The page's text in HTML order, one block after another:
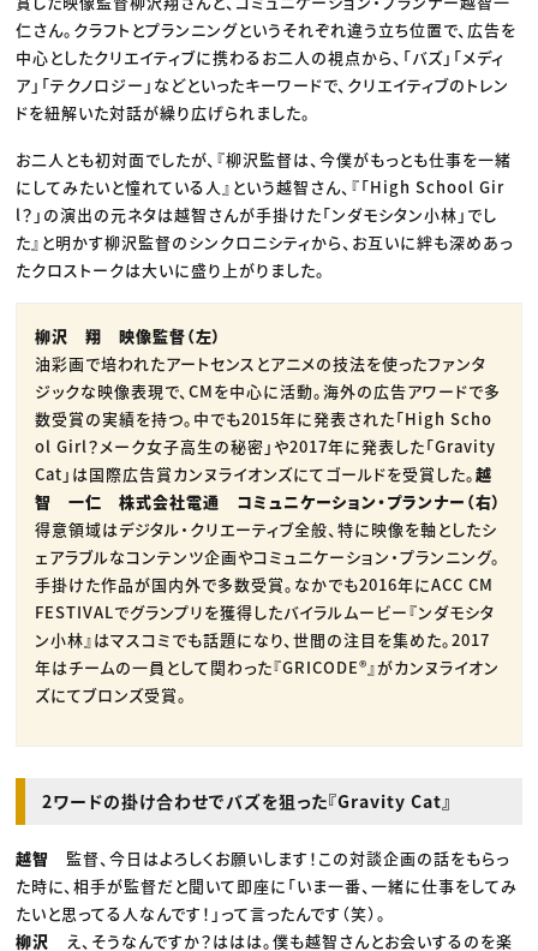
仁さん。クラフトとプランニングというそれぞれ違う立ち位置で、広告を
中心としたクリエイティブに携わるお二人の視点から、「バズ」「メディ
ア」「テクノロジー」などといったキーワードで、クリエイティブのトレン
ドを紐解いた対話が繰り広げられました。
お二人とも初対面でしたが、『柳沢監督は、今僕がもっとも仕事を一緒
にしてみたいと憧れている人』という越智さん、『「High School Gir
l？」の演出の元ネタは越智さんが手掛けた「ンダモシタン小林」でし
た』と明かす柳沢監督のシンクロニシティから、お互いに絆も深めあっ
たクロストークは大いに盛り上がりました。
柳沢 翔 映像監督（左）
油彩画で培われたアートセンスとアニメの技法を使ったファンタ
ジックな映像表現で、CMを中心に活動。海外の広告アワードで多
数受賞の実績を持つ。中でも2015年に発表された「High Scho
ol Girl？メーク女子高生の秘密」や2017年に発表した「Gravity
Cat」は国際広告賞カンヌライオンズにてゴールドを受賞した。越
智 一仁 株式会社電通 コミュニケーション・プランナー（右）
得意領域はデジタル・クリエーティブ全般、特に映像を軸としたシ
ェアラブルなコンテンツ企画やコミュニケーション・プランニング。
手掛けた作品が国内外で多数受賞。なかでも2016年にACC CM
FESTIVALでグランプリを獲得したバイラルムービー『ンダモシタ
ン小林』はマスコミでも話題になり、世間の注目を集めた。2017
年はチームの一員として関わった『GRICODE®』がカンヌライオン
ズにてブロンズ受賞。
2ワードの掛け合わせでバズを狙った『Gravity Cat』
越智 監督、今日はよろしくお願いします！この対談企画の話をもらっ
た時に、相手が監督だと聞いて即座に「いま一番、一緒に仕事をしてみ
たいと思ってる人なんです！」って言ったんです（笑）。
柳沢 え、そうなんですか？ははは。僕も越智さんとお会いするのを楽